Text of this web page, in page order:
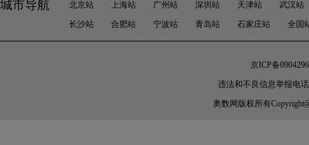
城市导航 北京站 上海站 广州站 深圳站 天津站
武汉站
长沙站
合肥站 宁波站 青岛站 石家庄站 全国
京ICP备
违法和不良信息举报电
奥数网 版权所有